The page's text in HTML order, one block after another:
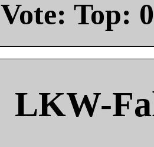
Vote: Top: 0
LKW-